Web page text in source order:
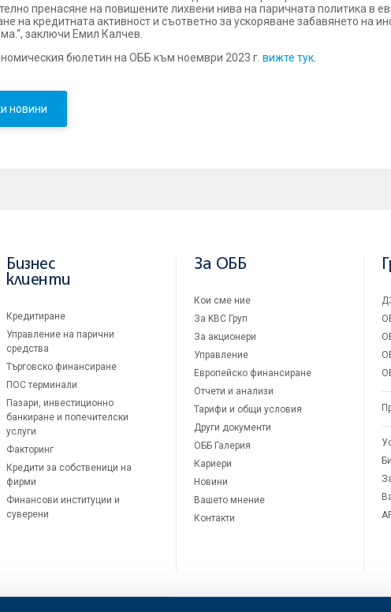
пренасяне на повишените лихвени нива на паричната политика в
на кредитната активност и съответно за ускоряване забавянето на
заключи Емил Калчев.
бюлетин на ОББ към ноември 2023 г. вижте тук
новини
Бизнес
клиенти
Кредитиране
Управление на парични
средства
Търговско финансиране
ПОС терминали
Пазари, инвестиционно
банкиране и попечителски
услуги
Факторинг
Кредити за собственици на
фирми
Финансови институции и
суверени
За ОББ
Кои сме ние
За KBC Груп
За акционери
Управление
Европейско финансиране
Отчети и анализи
Тарифи и общи условия
Други документи
ОББ Галерия
Кариери
Новини
Вашето мнение
Контакти